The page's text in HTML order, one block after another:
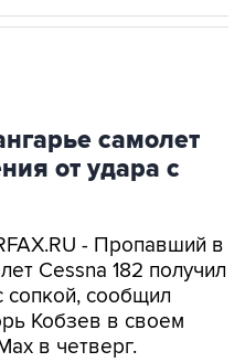
самолет
от удара с
- Пропавший в
Cessna 182 получил
сопкой, сообщил
Кобзев в своем
в четверг.